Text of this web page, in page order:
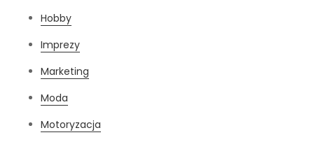
Hobby
Imprezy
Marketing
Moda
Motoryzacja